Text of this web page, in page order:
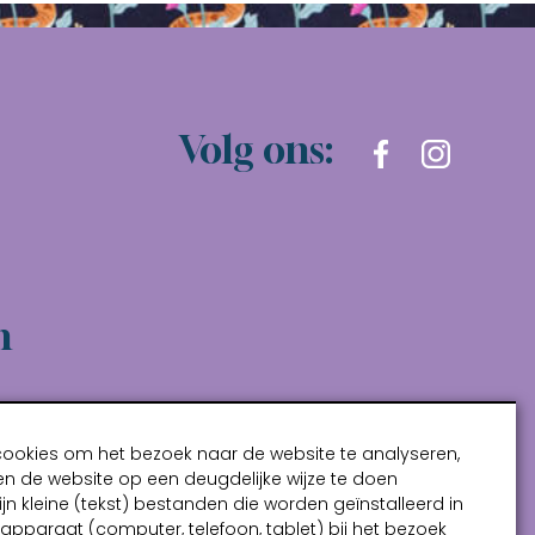
Volg ons:
om het bezoek naar de website te analyseren,
de website op een deugdelijke wijze te doen
kleine (tekst) bestanden die worden geïnstalleerd in
(computer, telefoon, tablet) bij het bezoek